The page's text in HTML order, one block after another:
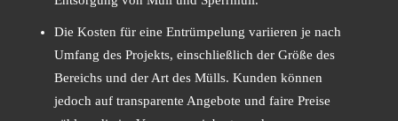
Die Kosten für eine Entrümpelung variieren je nach
Umfang des Projekts, einschließlich der Größe des
Bereichs und der Art des Mülls. Kunden können
jedoch auf transparente Angebote und faire Preise